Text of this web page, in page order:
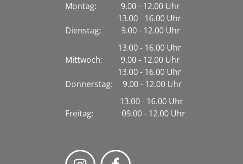
Montag: 9.00 - 12.00 Uhr
13.00 - 16.00 Uhr
Dienstag:
9.00 - 12.00 Uhr
13.00 - 16.00 Uhr
Mittwoch: 9.00 - 12.00 Uhr
13.00 - 16.00 Uhr
Donnerstag: 9.00 - 12.00 Uhr
13.00 - 16.00 Uhr
Freitag: 09.00 - 12.00 Uhr